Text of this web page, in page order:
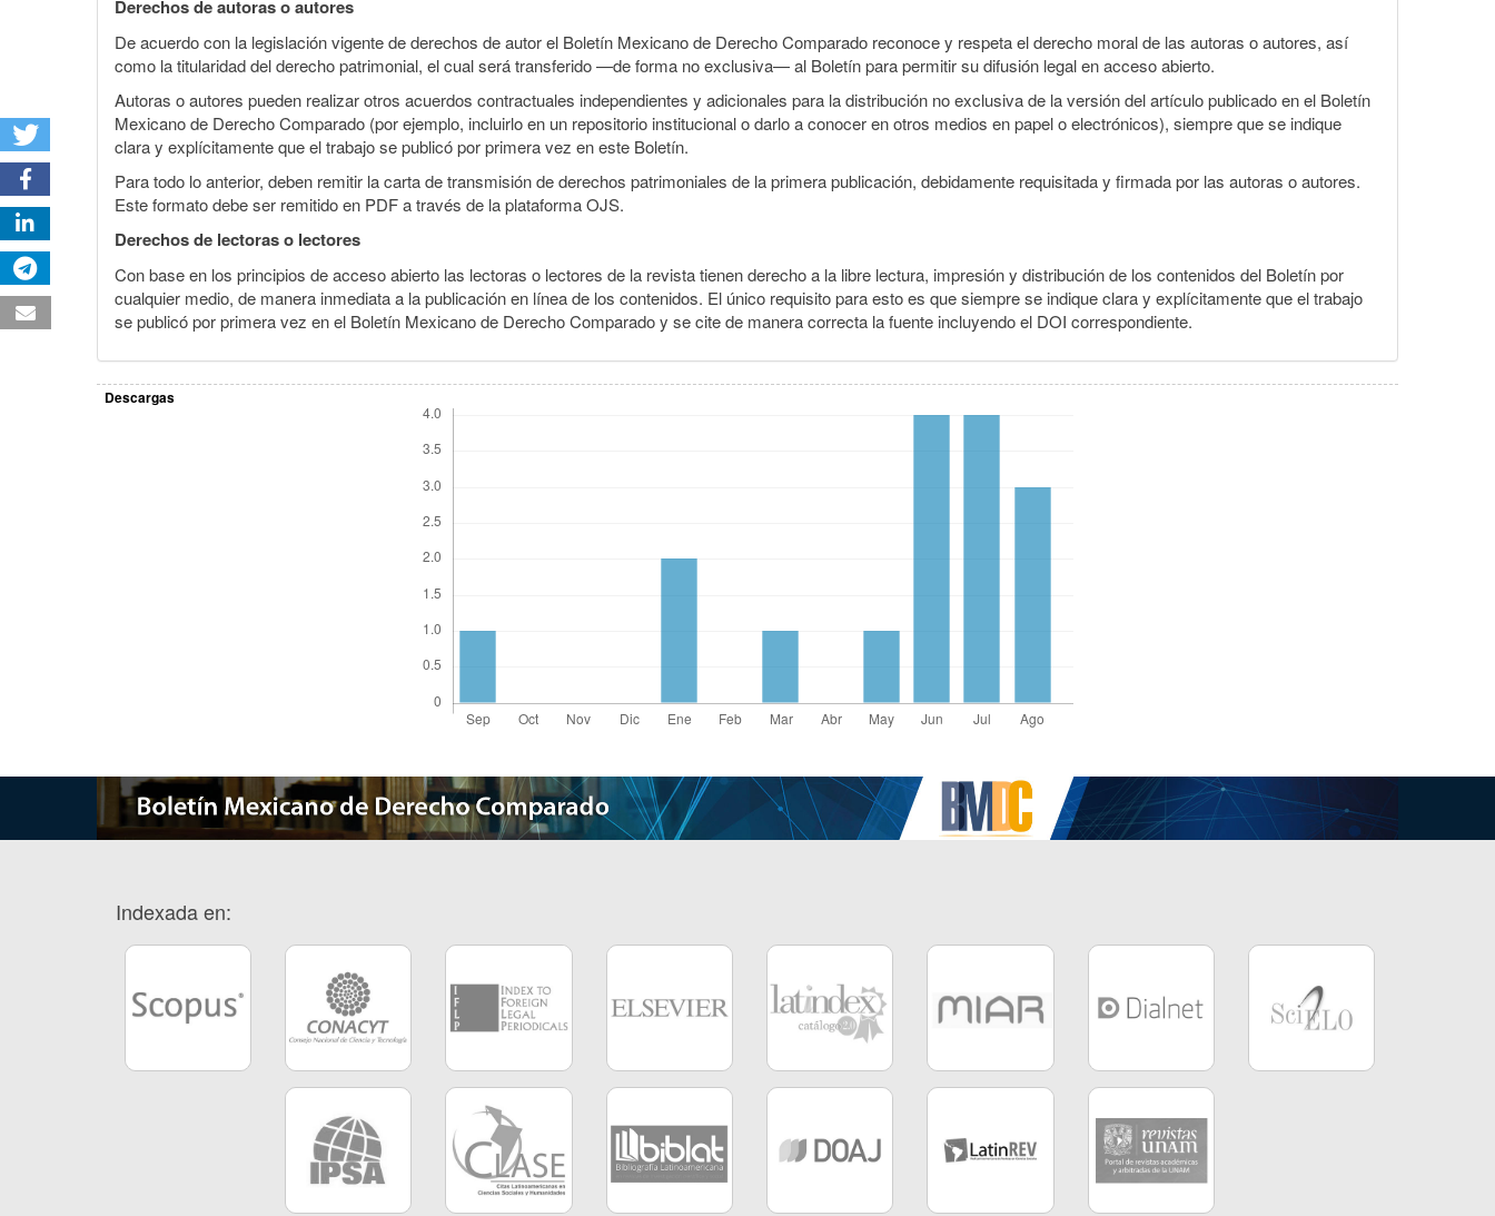
Derechos de autoras o autores
De acuerdo con la legislación vigente de derechos de autor el Boletín Mexicano de Derecho Comparado reconoce y respeta el derecho moral de las autoras o autores, así
como la titularidad del derecho patrimonial, el cual será transferido —de forma no exclusiva— al Boletín para permitir su difusión legal en acceso abierto.
Autoras o autores pueden realizar otros acuerdos contractuales independientes y adicionales para la distribución no exclusiva de la versión del artículo publicado en el Boletín
Mexicano de Derecho Comparado (por ejemplo, incluirlo en un repositorio institucional o darlo a conocer en otros medios en papel o electrónicos), siempre que se indique
clara y explícitamente que el trabajo se publicó por primera vez en este Boletín.
Para todo lo anterior, deben remitir la carta de transmisión de derechos patrimoniales de la primera publicación, debidamente requisitada y firmada por las autoras o autores.
Este formato debe ser remitido en PDF a través de la plataforma OJS.
Derechos de lectoras o lectores
Con base en los principios de acceso abierto las lectoras o lectores de la revista tienen derecho a la libre lectura, impresión y distribución de los contenidos del Boletín por
cualquier medio, de manera inmediata a la publicación en línea de los contenidos. El único requisito para esto es que siempre se indique clara y explícitamente que el trabajo
se publicó por primera vez en el Boletín Mexicano de Derecho Comparado y se cite de manera correcta la fuente incluyendo el DOI correspondiente.
Descargas
Indexada en: